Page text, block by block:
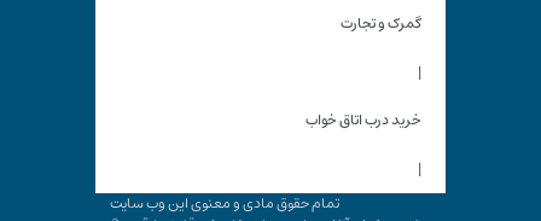
گمرک و تجارت
|
خرید درب اتاق خواب
|
تمام حقوق مادی و معنوی این وب سایت